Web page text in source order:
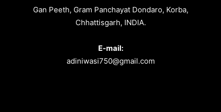
Gan Peeth, Gram Panchayat Dondaro, Korba,
Chhattisgarh, INDIA.
E-mail:
adiniwasi750@gmail.com